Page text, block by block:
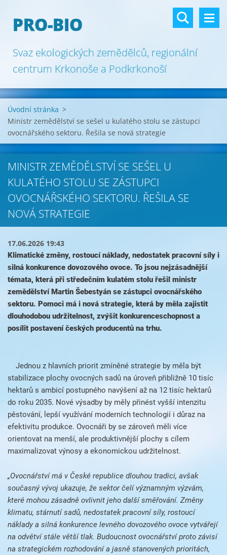
PRO-BIO
Svaz ekologických zemědělců, regionální
centrum Krkonoše a Podkrkonoší
Úvodní stránka >
Ministr zemědělství se sešel u kulatého stolu se zástupci
ovocnářského sektoru. Řešila se nová strategie
MINISTR ZEMĚDĚLSTVÍ SE SEŠEL U
KULATÉHO STOLU SE ZÁSTUPCI
OVOCNÁŘSKÉHO SEKTORU. ŘEŠILA SE
NOVÁ STRATEGIE
17.06.2026 19:43
Klimatické změny, rostoucí náklady, nedostatek pracovní síly i
silná konkurence dovozového ovoce. To jsou nejzásadnější
témata, která při středečním kulatém stolu řešil ministr
zemědělství Martin Šebestyán se zástupci ovocnářského
sektoru. Pomoci má i nová strategie, která by měla zajistit
dlouhodobou udržitelnost, zvýšit konkurenceschopnost a
posílit postavení českých producentů na trhu.
Jednou z hlavních priorit zmíněné strategie by měla být
stabilizace plochy ovocných sadů na úroveň přibližně 10 tisíc
hektarů s ambicí postupného navýšení až na 12 tisíc hektarů
do roku 2035. Nové výsadby by měly přinést vyšší intenzitu
pěstování, lepší využívání moderních technologií i důraz na
efektivitu produkce. Ovocnáři by se zároveň měli více
orientovat na menší, ale produktivnější plochy s cílem
maximalizovat výnosy a ekonomickou udržitelnost.
„Ovocnářství má v České republice dlouhou tradici, avšak
současný vývoj ukazuje, že sektor čelí významným výzvám,
které mohou zásadně ovlivnit jeho další směřování. Změny
klimatu, stárnutí sadů, nedostatek pracovní síly, rostoucí
náklady a silná konkurence levného dovozového ovoce vytvářejí
na odvětví stále větší tlak. Budoucnost ovocnářství proto závisí
na strategickém rozhodování a jasně stanovených prioritách,